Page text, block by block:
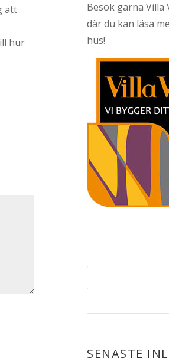
att
hur
Besök gärnaVilla
där du kan läsa
hus!
SENASTE